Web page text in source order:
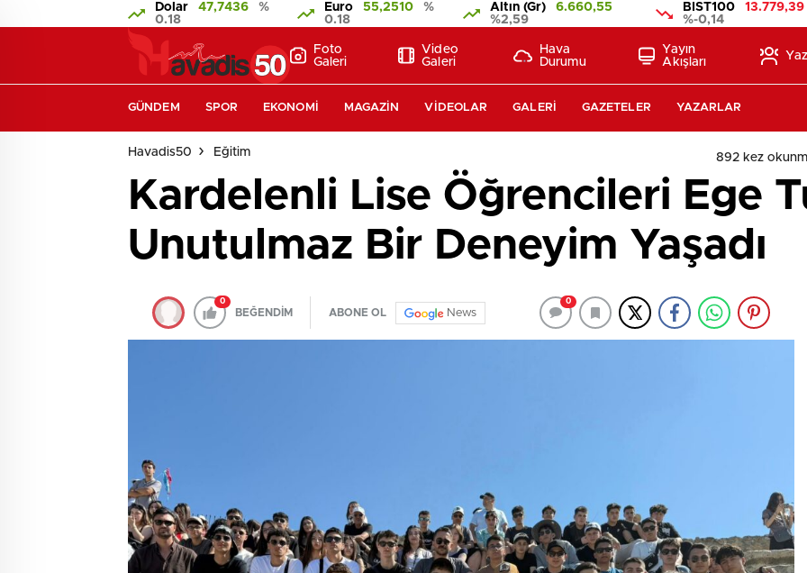
Dolar 47,7436
%
0.18
Euro 55,2510
%
0.18
Altın (Gr)
6.660,55
%2,59
BIST100
13.779,39
%-0,14
Foto
Galeri
Video
Galeri
Hava
Durumu
Yayın
Akışları
GÜNDEM SPOR EKONOMI MAGAZIN VIDEOLAR GALERI GAZETELER YAZARLAR
Havadis50 Eğitim 892 kez
Kardelenli Lise Öğrencileri Ege
Unutulmaz Bir Deneyim Yaşadı
0
BEĞENDİM ABONE OL News
0